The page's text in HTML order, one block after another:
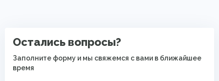
Безворсовые хлопковые ковры
Остались вопросы?
Заполните форму и мы свяжемся с вами в ближайшее
время